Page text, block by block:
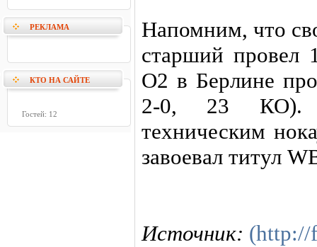
РЕКЛАМА
КТО НА САЙТЕ
Гостей: 12
Напомним, что
старший провeл
O2 в Берлине
2-0, 23 КО).
техническим
завоевал титул
Источник: (http://